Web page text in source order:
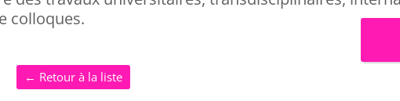
colloques.
← Retour à la liste